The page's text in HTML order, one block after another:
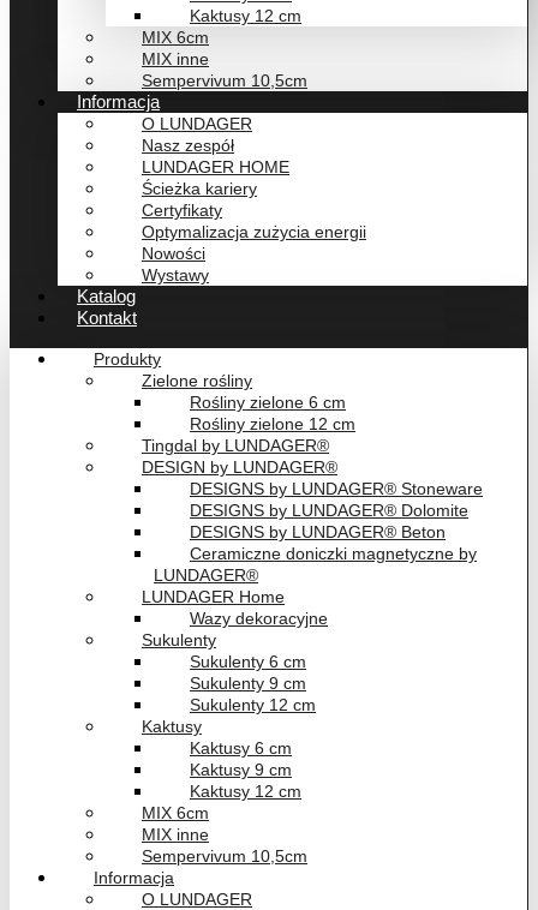
Kaktusy 12 cm
MIX 6cm
MIX inne
Sempervivum 10,5cm
Informacja
O LUNDAGER
Nasz zespół
LUNDAGER HOME
Ścieżka kariery
Certyfikaty
Optymalizacja zużycia energii
Nowości
Wystawy
Katalog
Kontakt
Produkty
Zielone rośliny
Rośliny zielone 6 cm
Rośliny zielone 12 cm
Tingdal by LUNDAGER®
DESIGN by LUNDAGER®
DESIGNS by LUNDAGER® Stoneware
DESIGNS by LUNDAGER® Dolomite
DESIGNS by LUNDAGER® Beton
Ceramiczne doniczki magnetyczne by
LUNDAGER®
LUNDAGER Home
Wazy dekoracyjne
Sukulenty
Sukulenty 6 cm
Sukulenty 9 cm
Sukulenty 12 cm
Kaktusy
Kaktusy 6 cm
Kaktusy 9 cm
Kaktusy 12 cm
MIX 6cm
MIX inne
Sempervivum 10,5cm
Informacja
O LUNDAGER